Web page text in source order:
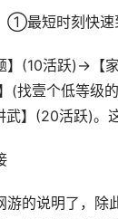
①最短时刻快速
】(10活跃)→【
(找壹个低等级
】(20活跃)。
游的说明了，除